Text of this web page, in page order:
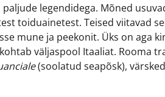
legendidega. Mõned
toiduainetest. Teised viitavad
mune ja peekonit. Üks on aga
väljaspool Itaaliat. Rooma
(soolatud seapõsk),